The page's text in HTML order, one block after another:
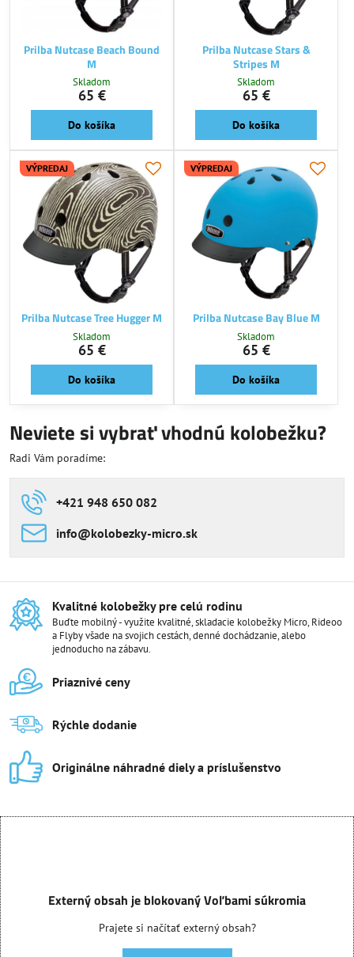
Prilba Nutcase Beach Bound
M
Skladom
65 €
Do košíka
Prilba Nutcase Stars &
Stripes M
Skladom
65 €
Do košíka
VÝPREDAJ
Prilba Nutcase Tree Hugger M
Skladom
65 €
Do košíka
VÝPREDAJ
Prilba Nutcase Bay Blue M
Skladom
65 €
Do košíka
Neviete si vybrať vhodnú kolobežku?
Radi Vám poradíme:
+421 948 650 082
info​@kolobezky-micro​.sk
Kvalitné kolobežky pre celú rodinu
Buďte mobilný - využite kvalitné, skladacie kolobežky Micro, Rideoo
a Flyby všade na svojich cestách, denné dochádzanie, alebo
jednoducho na zábavu.
Priaznivé ceny
Rýchle dodanie
Originálne náhradné diely a príslušenstvo
Externý obsah je blokovaný Voľbami súkromia
Prajete si načítať externý obsah?